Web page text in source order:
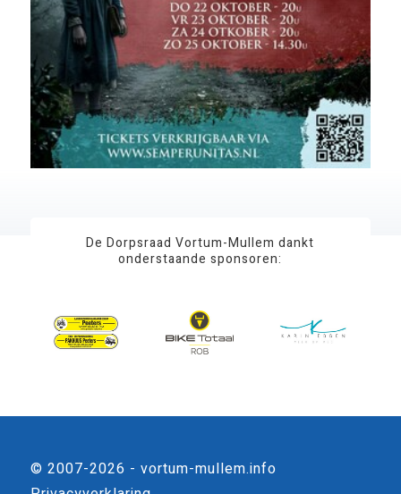
De Dorpsraad Vortum-Mullem dankt
onderstaande sponsoren:
© 2007-2026 - vortum-mullem.info